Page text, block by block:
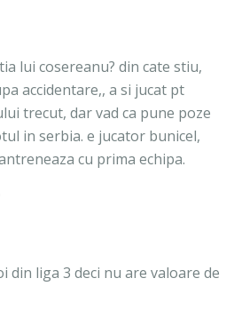
lui cosereanu? din cate stiu,
accidentare,, a si jucat pt
trecut, dar vad ca pune poze
in serbia. e jucator bunicel,
cu prima echipa.
din liga 3 deci nu are valoare de